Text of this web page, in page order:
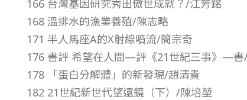
期
–
總
166 台灣基因研究秀出傲世成就？/江芳銘
168 溫排水的漁業養殖/陳志略
171 半人馬座A的X射線噴流/簡宗奇
176 書評 希望在人間—評《21世紀三事》—書
178 「蛋白分解體」的新發現/趙清貴
182 21世紀新世代望遠鏡（下）/陳培堃